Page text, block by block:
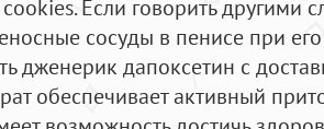
Если говорить другими
сосуды в пенисе при
дженерик дапоксетин с
обеспечивает активный